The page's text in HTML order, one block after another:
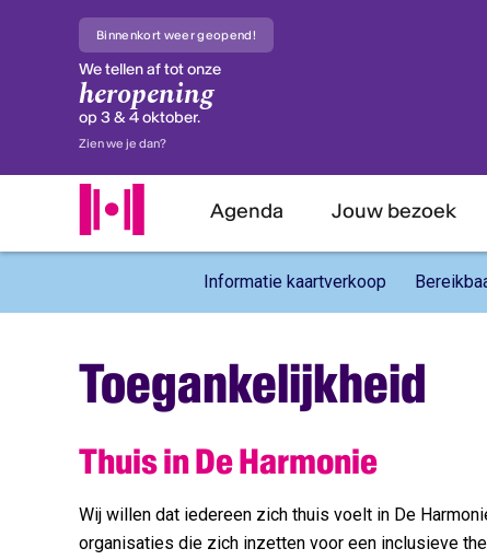
Binnenkort weer geopend!
We tellen af tot onze
heropening
op 3 & 4 oktober.
Zien we je dan?
Agenda Jouw bezoek
Informatie kaartverkoop
Toegankelijkheid
Thuis in De Harmonie
Wij willen dat iedereen zich thuis voelt in De
organisaties die zich inzetten voor een inclusieve